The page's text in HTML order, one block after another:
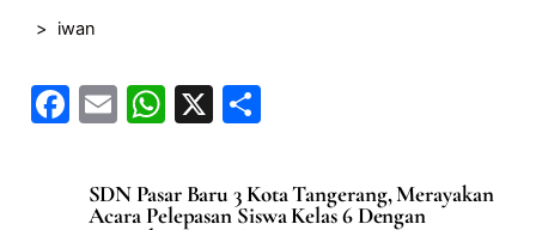
> iwan
F
c
e
E
ai
l
W
at
s
X
ar
e
SDN Pasar Baru 3 Kota Tangerang, Merayakan
Acara Pelepasan Siswa Kelas 6 Dengan